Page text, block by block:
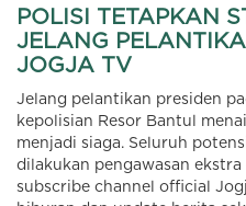
POLISI TETAPKAN
JELANG
JOGJA TV
Jelang pelantikan presiden
kepolisian Resor Bantul
menjadi siaga. Seluruh
dilakukan pengawasan ekstra
subscribe channel official